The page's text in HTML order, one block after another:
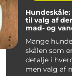
til valg af
mad- og
Mange
skålen som
detalje i
men valg af